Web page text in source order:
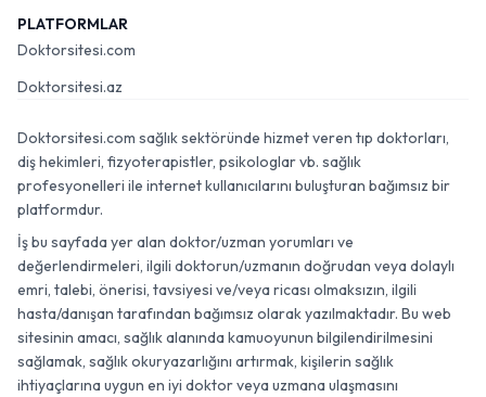
PLATFORMLAR
Doktorsitesi.com
Doktorsitesi.az
Doktorsitesi.com sağlık sektöründe hizmet veren tıp doktorları,
diş hekimleri, fizyoterapistler, psikologlar vb. sağlık
profesyonelleri ile internet kullanıcılarını buluşturan bağımsız bir
platformdur.
İş bu sayfada yer alan doktor/uzman yorumları ve
değerlendirmeleri, ilgili doktorun/uzmanın doğrudan veya dolaylı
emri, talebi, önerisi, tavsiyesi ve/veya ricası olmaksızın, ilgili
hasta/danışan tarafından bağımsız olarak yazılmaktadır. Bu web
sitesinin amacı, sağlık alanında kamuoyunun bilgilendirilmesini
sağlamak, sağlık okuryazarlığını artırmak, kişilerin sağlık
ihtiyaçlarına uygun en iyi doktor veya uzmana ulaşmasını